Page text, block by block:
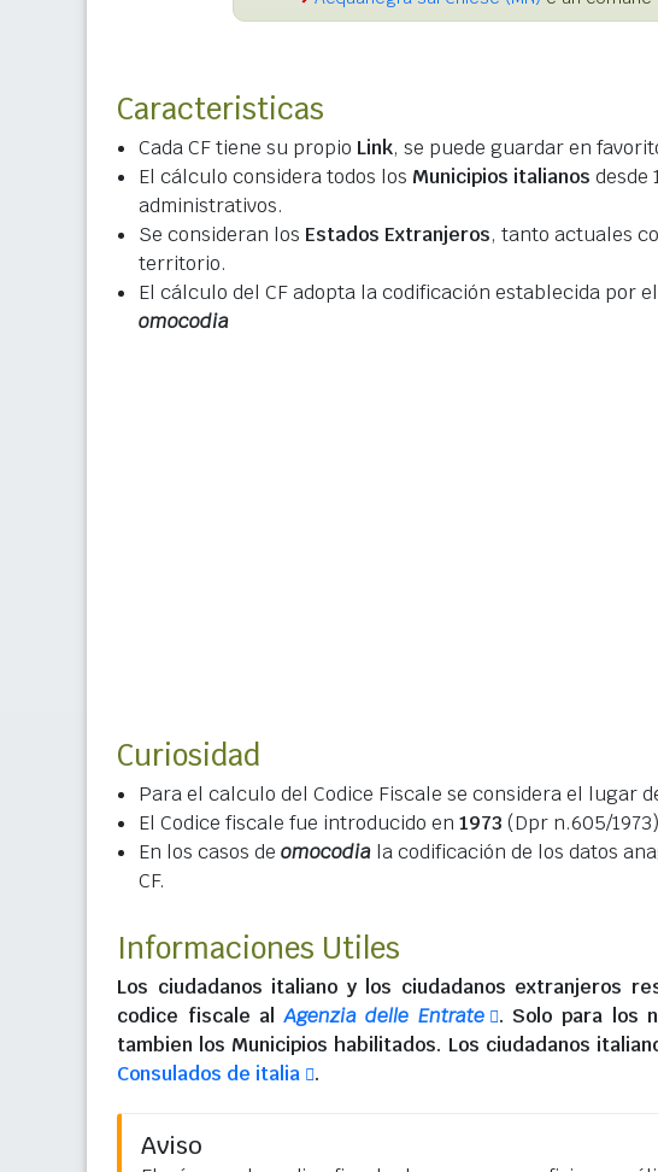
Caracteristicas
Cada CF tiene su propio Link, se puede guardar en
El cálculo considera todos los Municipios italianos desde
administrativos.
Se consideran los Estados Extranjeros, tanto actuales
territorio.
El cálculo del CF adopta la codificación establecida por el
omocodia
Curiosidad
Para el calculo del Codice Fiscale se considera el lugar
El Codice fiscale fue introducido en 1973 (Dpr n.605/
En los casos de omocodia la codificación de los datos
CF.
Informaciones Utiles
Los ciudadanos italiano y los ciudadanos extranjeros
codice fiscale alAgenzia delle Entrate
. Solo para los
tambien los Municipios habilitados. Los ciudadanos
Consulados de italia
.
Aviso